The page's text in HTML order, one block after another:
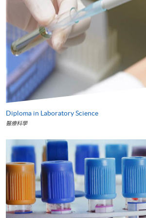
Diploma in Laboratory Science
醫療科學